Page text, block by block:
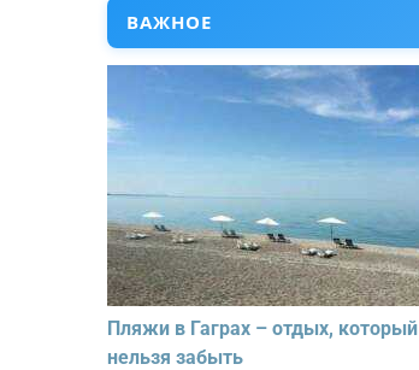
ВАЖНОЕ
Пляжи в Гаграх – отдых, который
нельзя забыть